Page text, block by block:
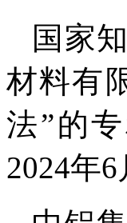
国家
材料有
法”的
2024年6